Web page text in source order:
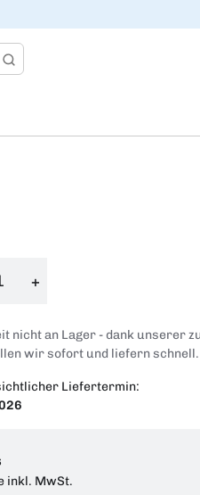
+
nicht an Lager - dank unserer
wir sofort und liefern schnell.
Liefertermin:
inkl. MwSt.